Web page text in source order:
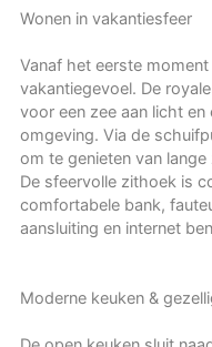
Wonen in vakantiesfeer
Vanaf het eerste
vakantiegevoel. De
voor een zee aan licht
omgeving. Via de
om te genieten van
De sfeervolle zithoek is
comfortabele bank,
aansluiting en internet
Moderne keuken &